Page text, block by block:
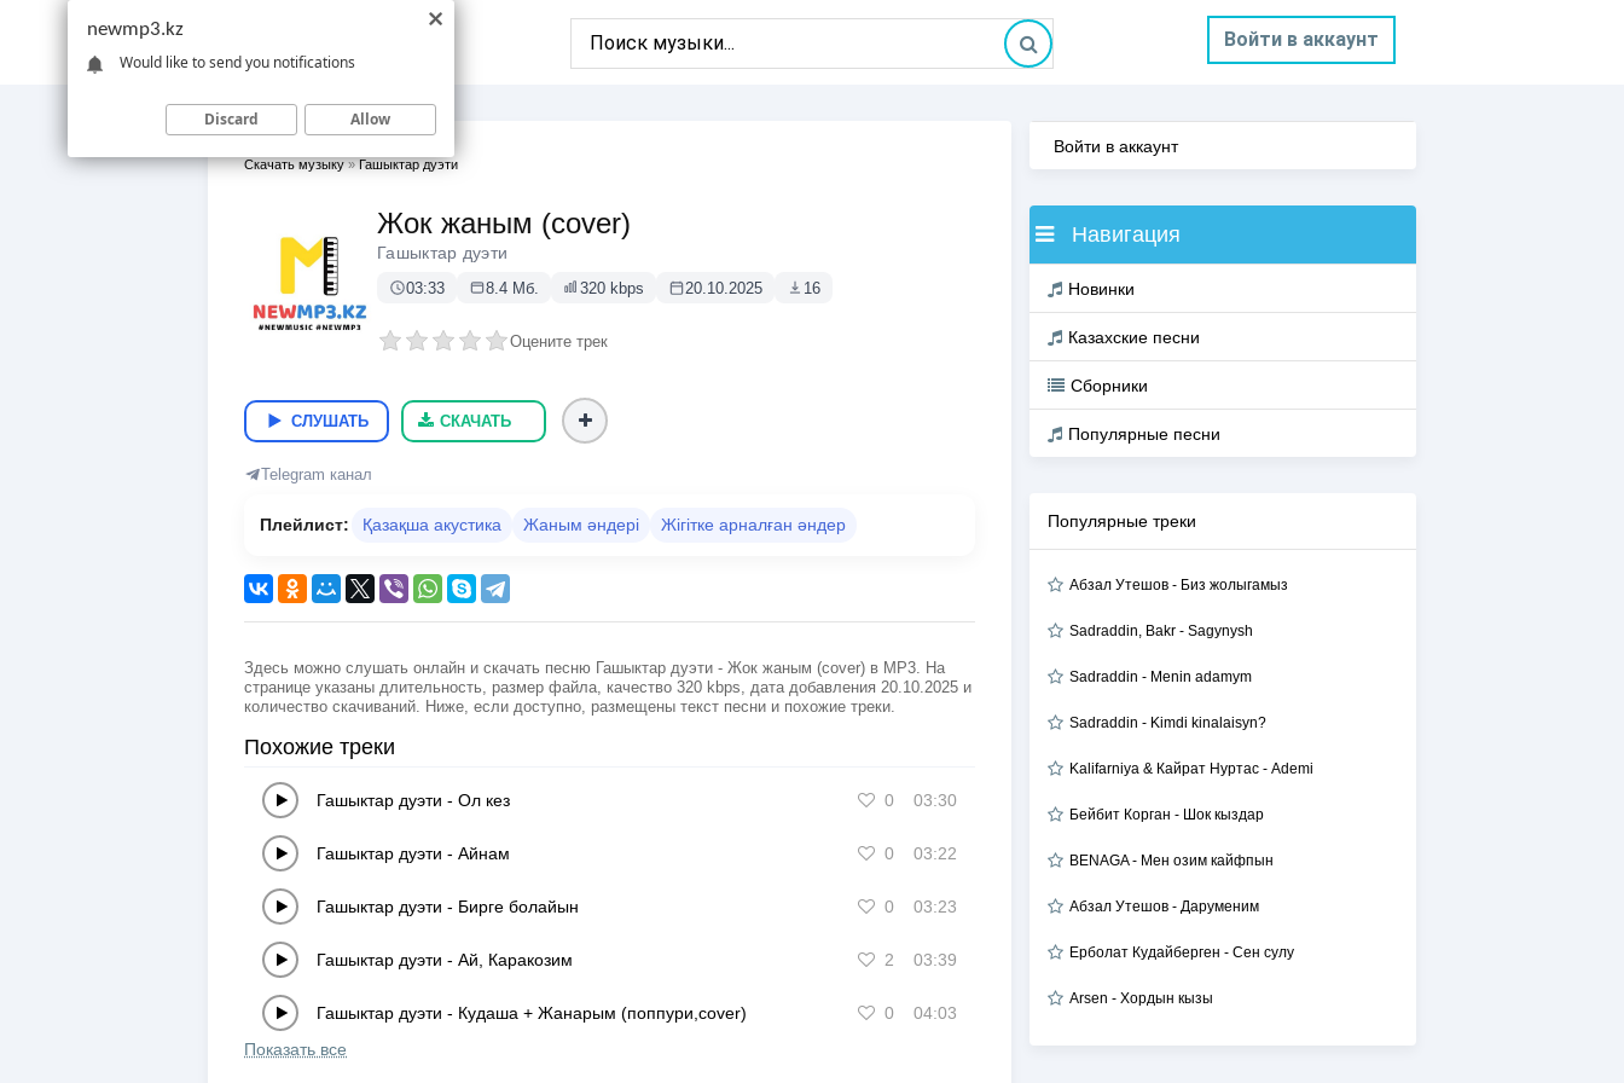
Войти в аккаунт
Скачать музыку »Гашыктар дуэти
Жок жаным (cover)
Гашыктар дуэти
03:33 8.4 Мб. 320 kbps 20.10.2025 16
Оцените трек
СЛУШАТЬ СКАЧАТЬ
Telegram канал
Плейлист: Қазақша акустика Жаным әндері Жігітке арналған әндер
Здесь можно слушать онлайн и скачать песню Гашыктар дуэти - Жок жаным (cover) в MP3. На
странице указаны длительность, размер файла, качество 320 kbps, дата добавления 20.10.2025 и
количество скачиваний. Ниже, если доступно, размещены текст песни и похожие треки.
Похожие треки
Гашыктар дуэти - Ол кез 0 03:30
Гашыктар дуэти - Айнам 0 03:22
Гашыктар дуэти - Бирге болайын 0 03:23
Гашыктар дуэти - Ай, Каракозим 2 03:39
Гашыктар дуэти - Кудаша + Жанарым (поппури,cover) 0
04:03
Показать все
Войти в аккаунт
Навигация
Новинки
Казахские песни
Сборники
Популярные песни
Популярные треки
Абзал Утешов - Биз жолыгамыз
Sadraddin, Bakr - Sagynysh
Sadraddin - Menin adamym
Sadraddin - Kimdi kinalaisyn?
Kalifarniya & Кайрат Нуртас - Ademi
Бейбит Корган - Шок кыздар
BENAGA - Мен озим кайфпын
Абзал Утешов - Даруменим
Ерболат Кудайберген - Сен сулу
Arsen - Хордын кызы
newmp3.kz
Would like to send you notifications
Discard Allow